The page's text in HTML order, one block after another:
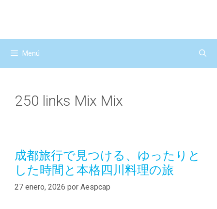
Menú
250 links Mix Mix
成都旅行で見つける、ゆったりと
した時間と本格四川料理の旅
27 enero, 2026 por Aespcap